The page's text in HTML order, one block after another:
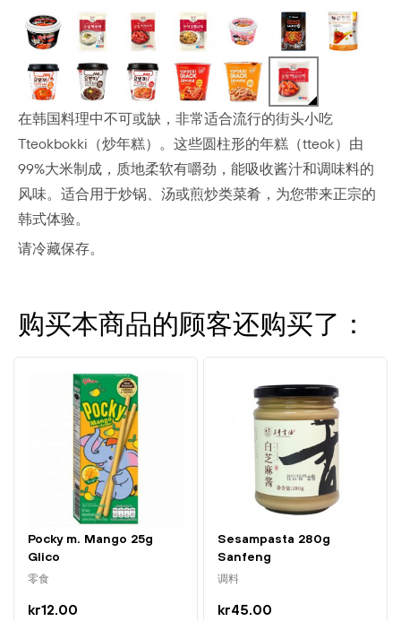
在韩国料理中不可或缺，非常适合流行的街头小吃
Tteokbokki（炒年糕）。这些圆柱形的年糕（tteok）由
99%大米制成，质地柔软有嚼劲，能吸收酱汁和调味料的
风味。适合用于炒锅、汤或煎炒类菜肴，为您带来正宗的
韩式体验。
请冷藏保存。
购买本商品的顾客还购买了：
Pocky m. Mango 25g
Glico
零食
kr12.00
Sesampasta 280g
Sanfeng
调料
kr45.00